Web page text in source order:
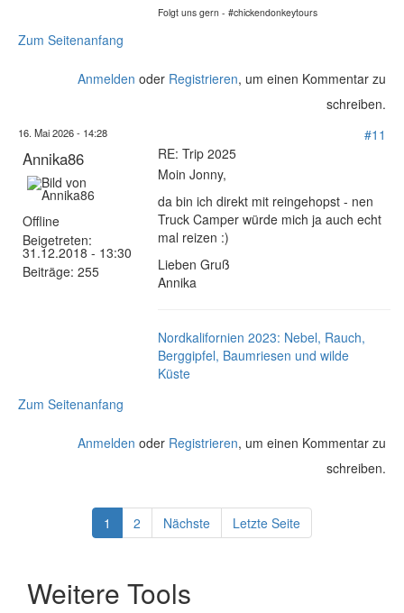
Folgt uns gern - #chickendonkeytours
Zum Seitenanfang
Anmelden oder Registrieren, um einen Kommentar zu
schreiben.
16. Mai 2026 - 14:28 #11
Annika86
Offline
Beigetreten:
31.12.2018 - 13:30
Beiträge: 255
RE: Trip 2025
Moin Jonny,
da bin ich direkt mit reingehopst - nen
Truck Camper würde mich ja auch echt
mal reizen :)
Lieben Gruß
Annika
Nordkalifornien 2023: Nebel, Rauch,
Berggipfel, Baumriesen und wilde
Küste
Zum Seitenanfang
Anmelden oder Registrieren, um einen Kommentar zu
schreiben.
1 2 Nächste Letzte Seite
Weitere Tools